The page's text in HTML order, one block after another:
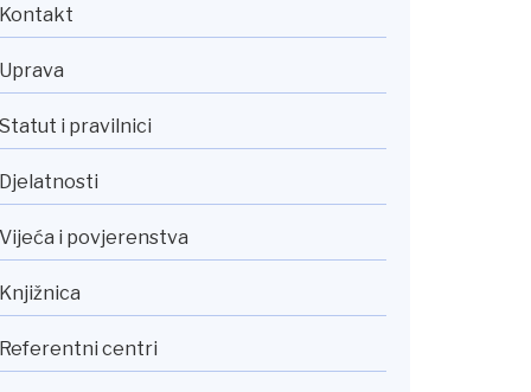
Kontakt
Uprava
Statut i pravilnici
Djelatnosti
Vijeća i povjerenstva
Knjižnica
Referentni centri